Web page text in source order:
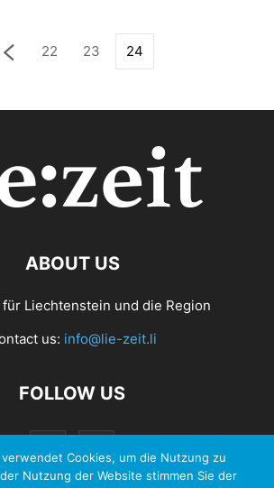
22 23 24
ABOUT US
Liechtenstein und die Region
us: info@lie-zeit.li
FOLLOW US
verwendet Cookies, um die Nutzung zu
Nutzung der Website stimmen Sie der